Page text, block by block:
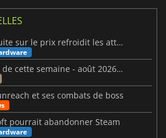
Steam Frame : une fuite sur le prix refroidit les attentes VR
Sorties de jeux vidéo de cette semaine - août 2026 (semaine 32)
et ses combats de boss
pourrait abandonner Steam